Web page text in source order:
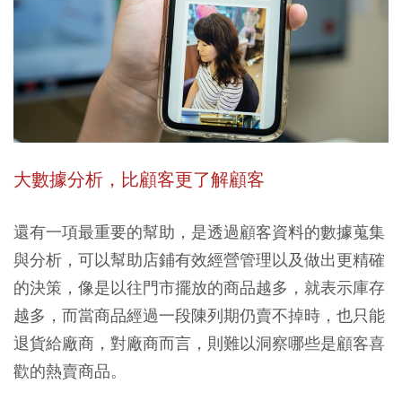
大數據分析，比顧客更了解顧客
還有一項最重要的幫助，是透過顧客資料的數據蒐集
與分析，可以幫助店鋪有效經營管理以及做出更精確
的決策，像是以往門市擺放的商品越多，就表示庫存
越多，而當商品經過一段陳列期仍賣不掉時，也只能
退貨給廠商，對廠商而言，則難以洞察哪些是顧客喜
歡的熱賣商品。